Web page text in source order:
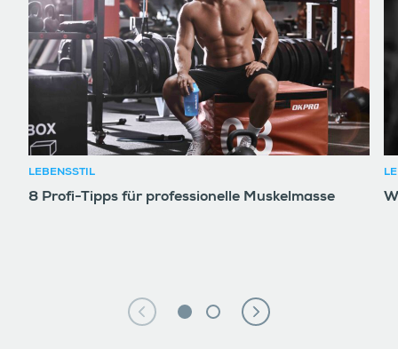
LEBENSSTIL
8 Profi-Tipps für professionelle Muskelmasse